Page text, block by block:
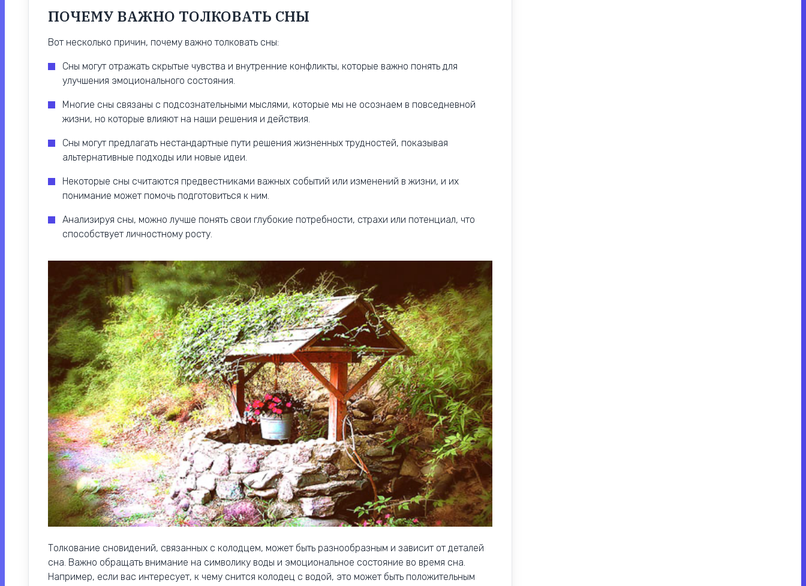
ПОЧЕМУ ВАЖНО ТОЛКОВАТЬ СНЫ
Вот несколько причин, почему важно толковать сны:
Сны могут отражать скрытые чувства и внутренние конфликты, которые важно понять для
улучшения эмоционального состояния.
Многие сны связаны с подсознательными мыслями, которые мы не осознаем в повседневной
жизни, но которые влияют на наши решения и действия.
Сны могут предлагать нестандартные пути решения жизненных трудностей, показывая
альтернативные подходы или новые идеи.
Некоторые сны считаются предвестниками важных событий или изменений в жизни, и их
понимание может помочь подготовиться к ним.
Анализируя сны, можно лучше понять свои глубокие потребности, страхи или потенциал, что
способствует личностному росту.
Толкование сновидений, связанных с колодцем, может быть разнообразным и зависит от деталей
сна. Важно обращать внимание на символику воды и эмоциональное состояние во время сна.
Например, если вас интересует, к чему снится колодец с водой, это может быть положительным